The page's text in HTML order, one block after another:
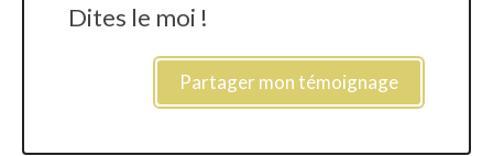
Dites le moi !
Partager mon témoignage